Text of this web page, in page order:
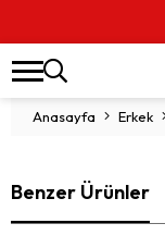
Anasayfa Erkek
Benzer Ürünler